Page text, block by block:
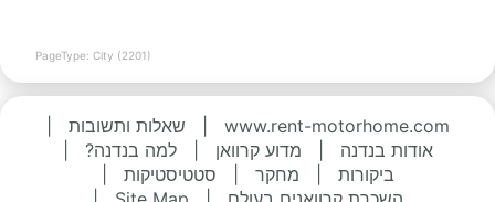
PageType: City (2201)
www.rent-motorhome.com שאלות ותשובות
אודות בנדנה
מדוע קרוואן למה בנדנה?
ביקורות
מחקר סטטיסטיקות